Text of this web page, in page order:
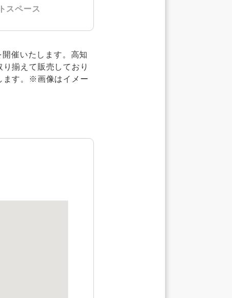
スペース
催いたします。高知
揃えて販売しており
ます。※画像はイメー